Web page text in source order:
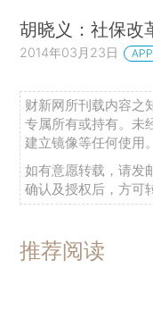
胡晓义：社保改
2014年03月23日
财新网所刊载内容之
专属所有或持有。未
建立镜像等任何使用。
如有意愿转载，请发
确认及授权后，方可
推荐阅读